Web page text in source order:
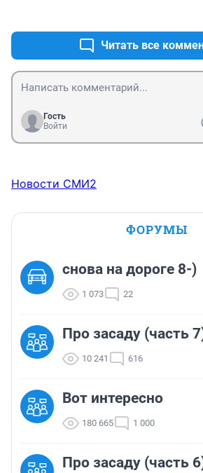
Читать все
Гость
Войти
Новости СМИ2
ФОРУМЫ
снова на дороге 8-)
1 073 22
Про засаду (часть
10 241 616
Вот интересно
180 665 1 000
Про засаду (часть